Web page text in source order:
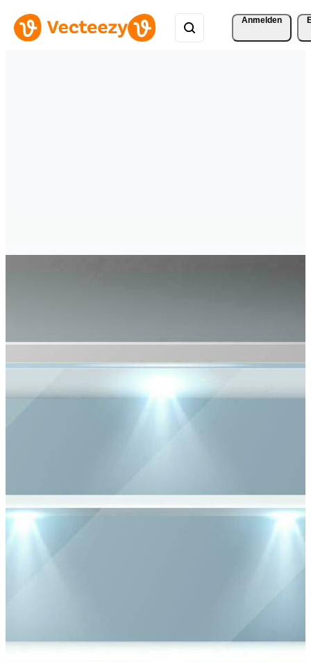
Anmelden